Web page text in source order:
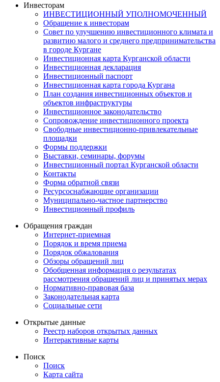
Инвесторам
ИНВЕСТИЦИОННЫЙ УПОЛНОМОЧЕННЫЙ
Обращение к инвесторам
Совет по улучшению инвестиционного климата и
развитию малого и среднего предпринимательства
в городе Кургане
Инвестиционная карта Курганской области
Инвестиционная декларация
Инвестиционный паспорт
Инвестиционная карта города Кургана
План создания инвестиционных объектов и
объектов инфраструктуры
Инвестиционное законодательство
Сопровождение инвестиционного проекта
Свободные инвестиционно-привлекательные
площадки
Формы поддержки
Выставки, семинары, форумы
Инвестиционный портал Курганской области
Контакты
Форма обратной связи
Ресурсоснабжающие организации
Муниципально-частное партнерство
Инвестиционный профиль
Обращения граждан
Интернет-приемная
Порядок и время приема
Порядок обжалования
Обзоры обращений лиц
Обобщенная информация о результатах
рассмотрения обращений лиц и принятых мерах
Нормативно-правовая база
Законодательная карта
Социальные сети
Открытые данные
Реестр наборов открытых данных
Интерактивные карты
Поиск
Поиск
Карта сайта